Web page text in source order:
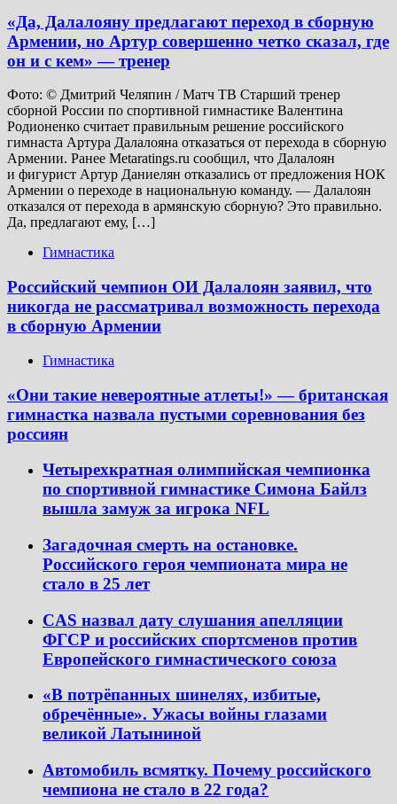
«Да, Далалояну предлагают переход в сборную
Армении, но Артур совершенно четко сказал, где
он и с кем» — тренер
Фото: © Дмитрий Челяпин / Матч ТВ Старший тренер
сборной России по спортивной гимнастике Валентина
Родионенко считает правильным решение российского
гимнаста Артура Далалояна отказаться от перехода в сборную
Армении. Ранее Metaratings.ru сообщил, что Далалоян
и фигурист Артур Даниелян отказались от предложения НОК
Армении о переходе в национальную команду. — Далалоян
отказался от перехода в армянскую сборную? Это правильно.
Да, предлагают ему, […]
Гимнастика
Российский чемпион ОИ Далалоян заявил, что
никогда не рассматривал возможность перехода
в сборную Армении
Гимнастика
«Они такие невероятные атлеты!» — британская
гимнастка назвала пустыми соревнования без
россиян
Четырехкратная олимпийская чемпионка
по спортивной гимнастике Симона Байлз
вышла замуж за игрока NFL
Загадочная смерть на остановке.
Российского героя чемпионата мира не
стало в 25 лет
CAS назвал дату слушания апелляции
ФГСР и российских спортсменов против
Европейского гимнастического союза
«В потрёпанных шинелях, избитые,
обречённые». Ужасы войны глазами
великой Латыниной
Автомобиль всмятку. Почему российского
чемпиона не стало в 22 года?